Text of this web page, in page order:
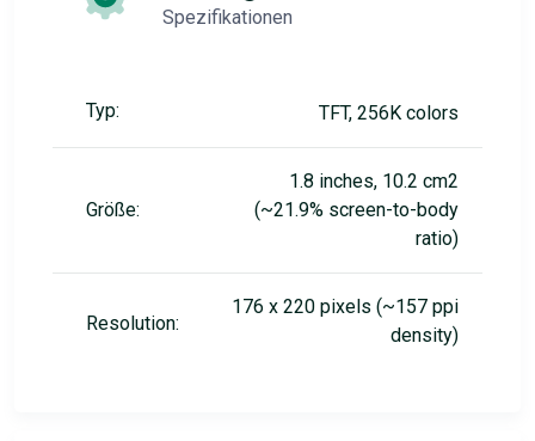
Spezifikationen
Typ: TFT, 256K colors
Größe:
1.8 inches, 10.2 cm2
(~21.9% screen-to-body
ratio)
Resolution:
176 x 220 pixels (~157 ppi
density)